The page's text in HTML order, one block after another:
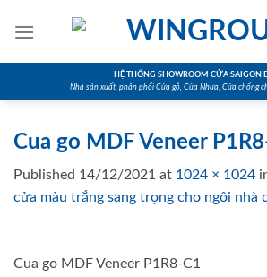
HỆ THỐNG SHOWROOM CỬA SAIGON
Nhà sản xuất, phân phối Cửa gỗ, Cửa Nhựa, Cửa chống
Cua go MDF Veneer
Published 14/12/2021 at 1024 × 1024
cửa màu trắng sang trọng cho ngôi nhà
Cua go MDF Veneer P1R8-C1